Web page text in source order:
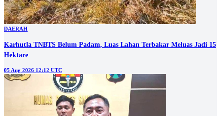
DAERAH
Karhutla TNBTS Belum Padam, Luas Lahan Terbakar Meluas Jadi 15
Hektare
05 Aug 2026 12:12 UTC